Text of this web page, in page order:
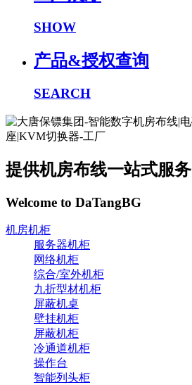
SHOW
产品&授权查询
SEARCH
提供机房布线一站式服务
Welcome to DaTangBG
机房机柜
服务器机柜
网络机柜
综合/室外机柜
九折型材机柜
屏蔽机桌
壁挂机柜
屏蔽机柜
冷通道机柜
操作台
智能列头柜